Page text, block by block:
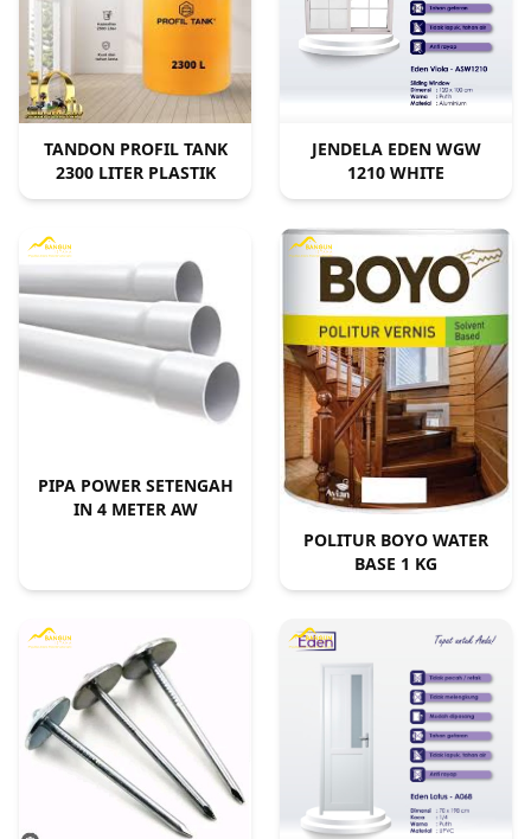
TANDON PROFIL TANK
2300 LITER PLASTIK
JENDELA EDEN WGW
1210 WHITE
PIPA POWER SETENGAH
IN 4 METER AW
POLITUR BOYO WATER
BASE 1 KG